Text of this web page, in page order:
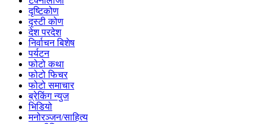
दृष्टिकोण
दृस्टी कोण
देश परदेश
निर्वाचन बिशेष
पर्यटन
फोटो कथा
फोटो फिचर
फोटो समाचार
ब्रेकिंग न्युज
भिडियो
मनोरञ्जन/साहित्य